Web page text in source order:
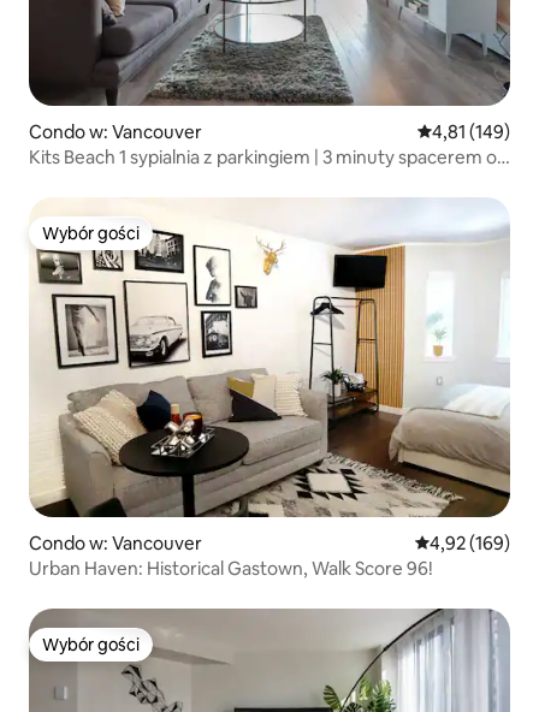
Condo w: Vancouver Średnia
4,81 (149)
Kits Beach 1 sypialnia z parkingiem | 3 minuty spacerem od
Wybór gości
Wybór gości
Condo w: Vancouver Średnia
4,92 (169)
Urban Haven: Historical Gastown, Walk Score 96!
Wybór gości
Wybór gości